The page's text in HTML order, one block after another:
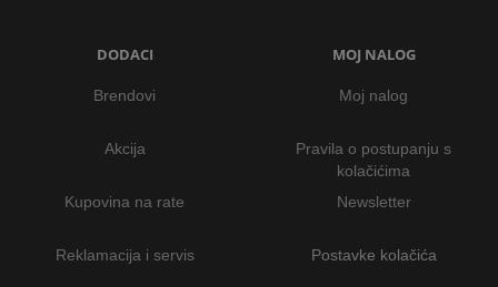
DODACI
Brendovi
Akcija
Kupovina na rate
Reklamacija i servis
MOJ NALOG
Moj nalog
Pravila o postupanju s
kolačićima
Newsletter
Postavke kolačića